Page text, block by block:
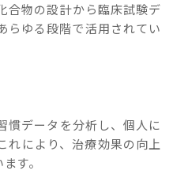
合物の設計から臨床試験デ
らゆる段階で活用されてい
慣データを分析し、個人に
れにより、治療効果の向上
す。